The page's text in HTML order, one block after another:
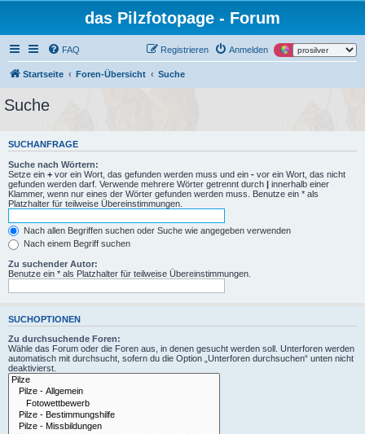
das Pilzfotopage - Forum
FAQ Anmelden
Registrieren
Startseite Foren-Übersicht Suche
Suche
SUCHANFRAGE
Suche nach Wörtern:
Setze ein + vor ein Wort, das gefunden werden muss und ein - vor ein Wort, das nicht
gefunden werden darf. Verwende mehrere Wörter getrennt durch | innerhalb einer
Klammer, wenn nur eines der Wörter gefunden werden muss. Benutze ein * als
Platzhalter für teilweise Übereinstimmungen.
Nach allen Begriffen suchen oder Suche wie angegeben verwenden
Nach einem Begriff suchen
Zu suchender Autor:
Benutze ein * als Platzhalter für teilweise Übereinstimmungen.
SUCHOPTIONEN
Zu durchsuchende Foren:
Wähle das Forum oder die Foren aus, in denen gesucht werden soll. Unterforen werden
automatisch mit durchsucht, sofern du die Option „Unterforen durchsuchen“ unten nicht
deaktivierst.